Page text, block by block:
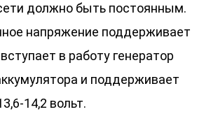
должно быть постоянным.
напряжение поддерживает
в работу генератор
и поддерживает
14,2 вольт.